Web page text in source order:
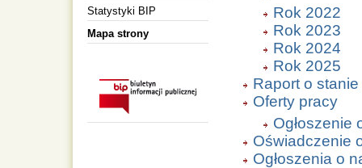
Statystyki BIP
Mapa strony
Rok 2022
Rok 2023
Rok 2024
Rok 2025
Raport o
Oferty pracy
Ogłoszenie
Oświadczenie
Ogłoszenia o